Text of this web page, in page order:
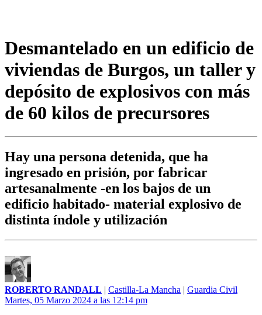
Desmantelado en un edificio de
viviendas de Burgos, un taller y
depósito de explosivos con más
de 60 kilos de precursores
Hay una persona detenida, que ha
ingresado en prisión, por fabricar
artesanalmente -en los bajos de un
edificio habitado- material explosivo de
distinta índole y utilización
ROBERTO RANDALL | Castilla-La Mancha | Guardia Civil
Martes, 05 Marzo 2024 a las 12:14 pm